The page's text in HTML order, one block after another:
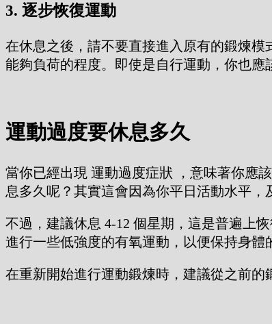
3. 逐步恢復運動
在休息之後，請不要直接進入原有的鍛煉
能夠負荷的程度。即使是自行運動，你也應
運動過度要休息多久
當你已經出現 運動過度症狀 ，意味著你應
息多久呢？其實這會因為你平日活動水平，
不過，建議休息 4-12 個星期，這是普遍上
進行一些低強度的有氧運動，以便保持身
在重新開始進行運動鍛煉時，建議從之前的